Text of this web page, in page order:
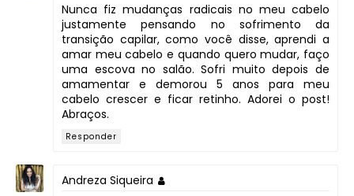
Nunca fiz mudanças radicais no meu cabelo
justamente pensando no sofrimento da
transição capilar, como você disse, aprendi a
amar meu cabelo e quando quero mudar, faço
uma escova no salão. Sofri muito depois de
amamentar e demorou 5 anos para meu
cabelo crescer e ficar retinho. Adorei o post!
Abraços.
Responder
Andreza Siqueira